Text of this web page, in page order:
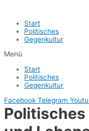
Start
Politisches
Gegenkultur
Menü
Start
Politisches
Gegenkultur
Facebook Telegram
Politisches